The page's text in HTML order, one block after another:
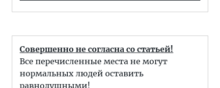
Совершенно не согласна со статьей!
Все перечисленные места не могут
нормальных людей оставить
равнодушными!